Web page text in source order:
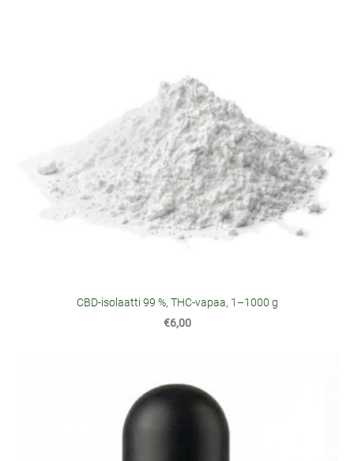
CBD-isolaatti 99 %, THC-vapaa, 1–1000 g
€6,00